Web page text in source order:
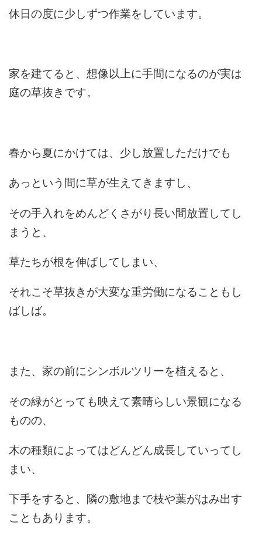
休日の度に少しずつ作業をしています。
家を建てると、想像以上に手間になるのが実は
庭の草抜きです。
春から夏にかけては、少し放置しただけでも
あっという間に草が生えてきますし、
その手入れをめんどくさがり長い間放置してし
まうと、
草たちが根を伸ばしてしまい、
それこそ草抜きが大変な重労働になることもし
ばしば。
また、家の前にシンボルツリーを植えると、
その緑がとっても映えて素晴らしい景観になる
ものの、
木の種類によってはどんどん成長していってし
まい、
下手をすると、隣の敷地まで枝や葉がはみ出す
こともあります。